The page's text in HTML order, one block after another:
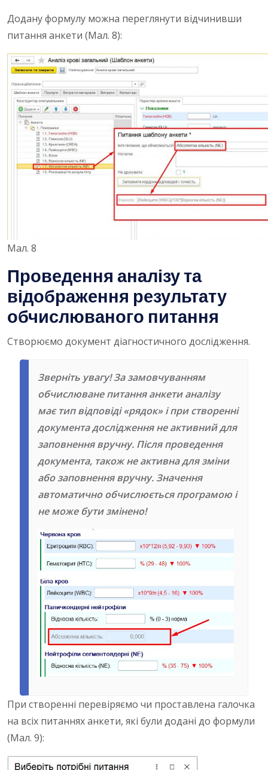
Додану формулу можна переглянути відчинивши
питання анкети (Мал. 8):
Мал. 8
Проведення аналізу та
відображення результату
обчислюваного питання
Створюємо документ діагностичного дослідження.
Зверніть увагу! За замовчуванням
обчислюване питання анкети аналізу
має тип відповіді «рядок» і при створенні
документа дослідження не активний для
заповнення вручну. Після проведення
документа, також не активна для зміни
або заповнення вручну. Значення
автоматично обчислюється програмою і
не може бути змінено!
При створенні перевіряємо чи проставлена галочка
на всіх питаннях анкети, які були додані до формули
(Мал. 9):